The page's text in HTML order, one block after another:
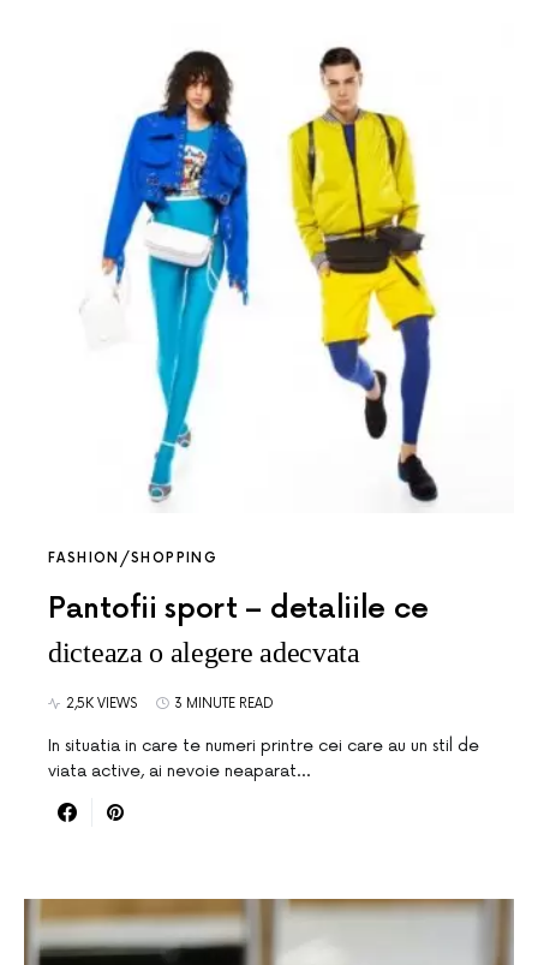
FASHION/SHOPPING
Pantofii sport – detaliile ce
dicteaza o alegere adecvata
2,5K VIEWS 3 MINUTE READ
In situatia in care te numeri printre cei care au un stil de
viata active, ai nevoie neaparat…